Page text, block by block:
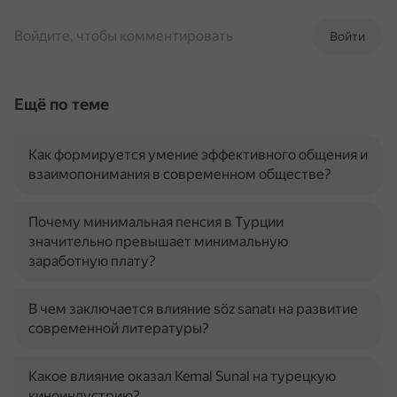
Войти
Войдите, чтобы комментировать
Ещё по теме
Как формируется умение эффективного общения и
взаимопонимания в современном обществе?
Почему минимальная пенсия в Турции
значительно превышает минимальную
заработную плату?
В чем заключается влияние söz sanatı на развитие
современной литературы?
Какое влияние оказал Kemal Sunal на турецкую